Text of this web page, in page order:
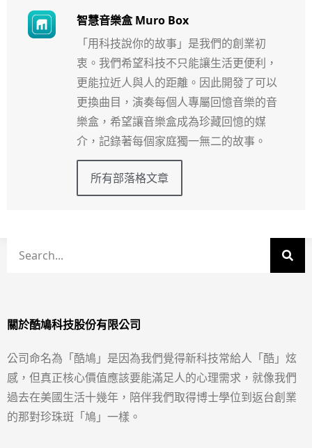
智慧音樂盒 Muro Box
「用科技說你的故事」是我們的創業初
衷。我們希望科技不只能讓生活更便利，
更能拉近人與人的距離。因此開發了可以
更換曲目，演奏每個人專屬回憶音樂的音
樂盒，希望讓音樂盒成為珍藏回憶的媒
介，記錄著每個家庭獨一無二的故事。
所有部落格文章
關於酷鳩科技股份有限公司
公司命名為「酷鳩」是因為我們覺得新科技常給人「酷」炫
感，但真正核心價值應該要能滿足人的心理需求，就像我們
過去在美國生活十幾年，陪伴我們取得博士學位到返台創業
的那對珍珠斑「鳩」一樣。